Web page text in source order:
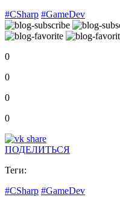
#CSharp #GameDev
0
0
0
0
ПОДЕЛИТЬСЯ
Теги:
#CSharp #GameDev